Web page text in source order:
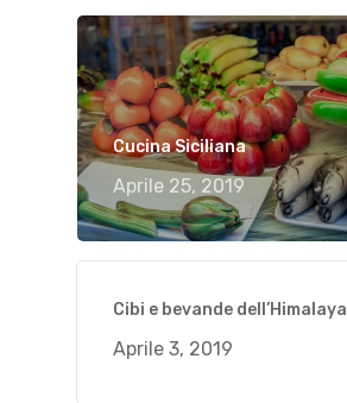
Cucina Siciliana
Aprile 25, 2019
Cibi e bevande dell’Himalaya
Aprile 3, 2019